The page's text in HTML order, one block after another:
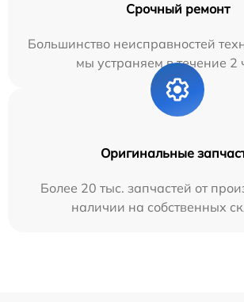
Срочный ремонт
Большинство неисправностей
мы устраняем в течение 2
Оригинальные
Более 20 тыс. запчастей от
наличии на собственных